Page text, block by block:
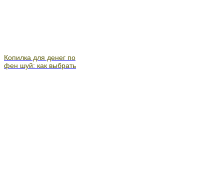
Копилка для денег по
фен шуй: как выбрать